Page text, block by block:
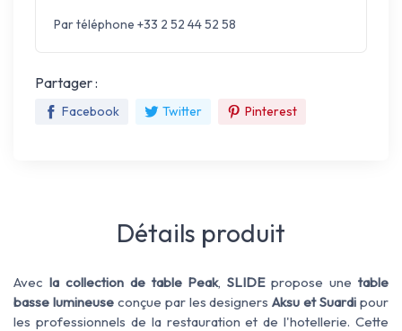
Par téléphone +33 2 52 44 52 58
Partager :
Facebook Twitter Pinterest
Détails produit
Avec la collection de table Peak,SLIDEpropose unetable
basse lumineuseconçue par les designersAksu et Suardi pour
les professionnels de la restauration et de l'hotellerie. Cette